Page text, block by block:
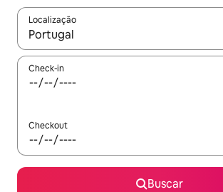
Localização
Quando os resultados estiverem
Check-in
Checkout
Buscar